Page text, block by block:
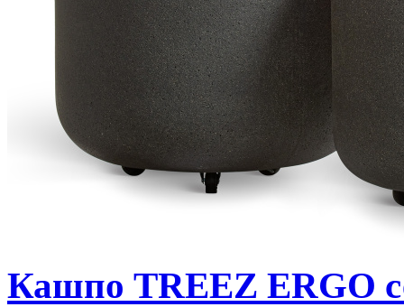
Кашпо TREEZ ERGO